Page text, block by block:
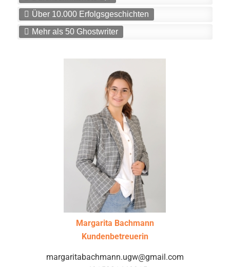
Über 10.000 Erfolgsgeschichten
Mehr als 50 Ghostwriter
Margarita Bachmann
Kundenbetreuerin
margaritabachmann.ugw@gmail.com